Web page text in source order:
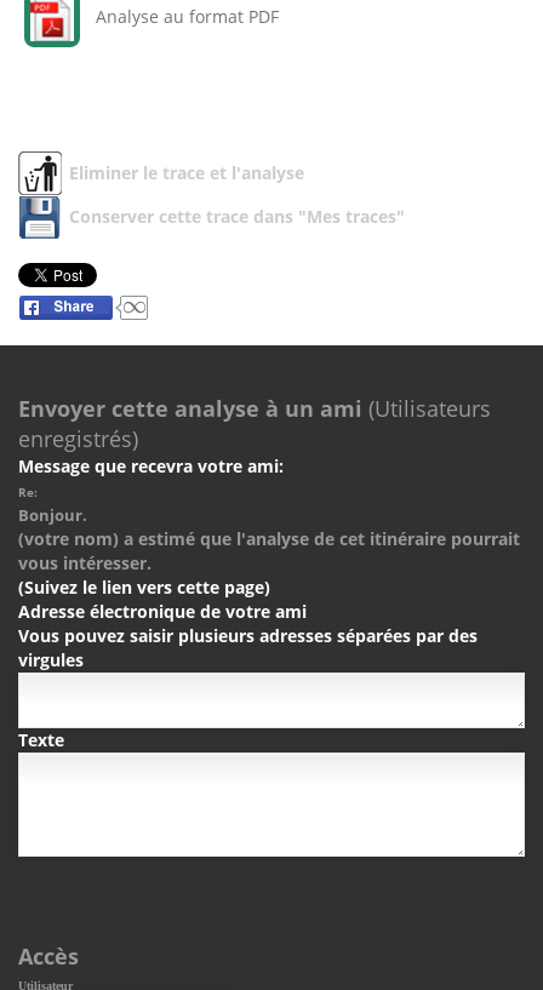
Analyse au format PDF
Eliminer le trace et l'analyse
Conserver cette trace dans "Mes traces"
Envoyer cette analyse à un ami (Utilisateurs
enregistrés)
Message que recevra votre ami:
Re:
Bonjour.
(votre nom) a estimé que l'analyse de cet itinéraire pourrait
vous intéresser.
(Suivez le lien vers cette page)
Adresse électronique de votre ami
Vous pouvez saisir plusieurs adresses séparées par des
virgules
Texte
Accès
Utilisateur